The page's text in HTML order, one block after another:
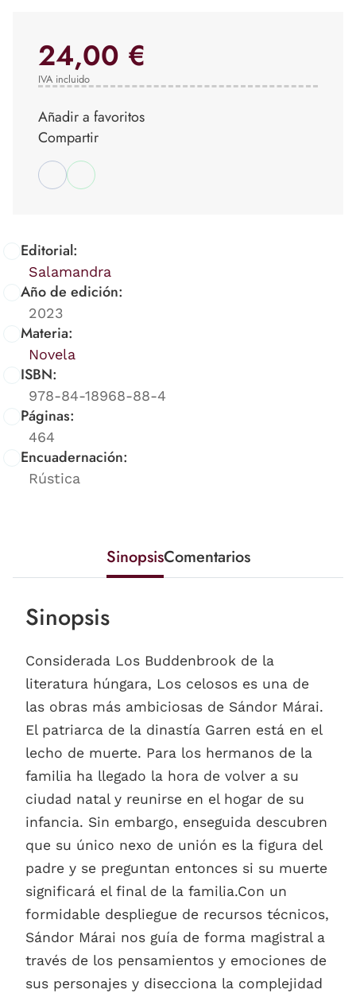
Editorial:
Salamandra
Año de edición:
2023
Materia:
Novela
ISBN:
978-84-18968-88-4
Páginas:
464
Encuadernación:
Rústica
24,00 €
IVA incluido
Añadir a favoritos
Compartir
SinopsisComentarios
Sinopsis
Considerada Los Buddenbrook de la
literatura húngara, Los celosos es una de
las obras más ambiciosas de Sándor Márai.
El patriarca de la dinastía Garren está en el
lecho de muerte. Para los hermanos de la
familia ha llegado la hora de volver a su
ciudad natal y reunirse en el hogar de su
infancia. Sin embargo, enseguida descubren
que su único nexo de unión es la figura del
padre y se preguntan entonces si su muerte
significará el final de la familia.Con un
formidable despliegue de recursos técnicos,
Sándor Márai nos guía de forma magistral a
través de los pensamientos y emociones de
sus personajes y disecciona la complejidad